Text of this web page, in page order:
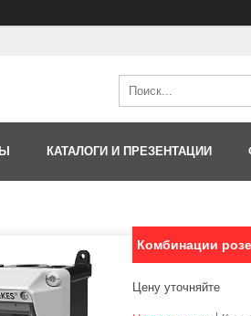
КАТАЛОГИ И ПРЕЗЕНТАЦИИ
Комбинации
Цену уточняйте